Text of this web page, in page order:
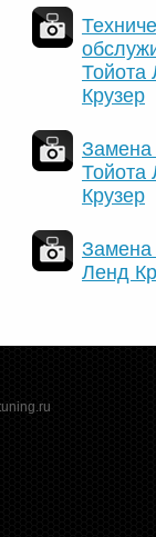
Тойота
Крузер
Тойота
Крузер
Замена
Ленд